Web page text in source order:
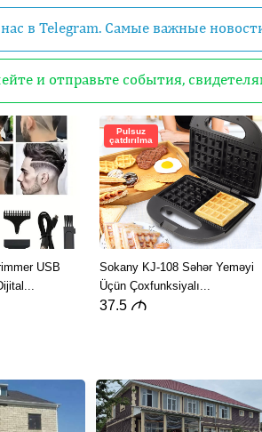
в Telegram. Самые важные
и отправьте события,